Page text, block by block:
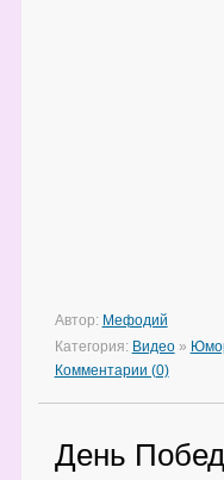
Автор: Мефодий
Категория: Видео»
Комментарии (0)
День